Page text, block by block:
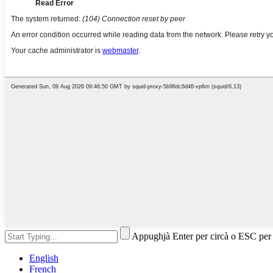
Appughjà Enter per circà o ESC
English
French